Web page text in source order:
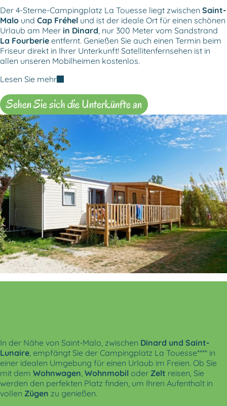
Der 4-Sterne-Campingplatz La Touesse liegt zwischen Saint-
Malo und Cap Fréhel und ist der ideale Ort für einen schönen
Urlaub am Meer in Dinard, nur 300 Meter vom Sandstrand
La Fourberie entfernt. Genießen Sie auch einen Termin beim
Friseur direkt in Ihrer Unterkunft! Satellitenfernsehen ist in
allen unseren Mobilheimen kostenlos.
Lesen Sie mehr
Sehen Sie sich die Unterkünfte an
In der Nähe von Saint-Malo, zwischen Dinard und Saint-
Lunaire, empfängt Sie der Campingplatz La Touesse**** in
einer idealen Umgebung für einen Urlaub im Freien. Ob Sie
mit dem Wohnwagen, Wohnmobil oder Zelt reisen, Sie
werden den perfekten Platz finden, um Ihren Aufenthalt in
vollen Zügen zu genießen.